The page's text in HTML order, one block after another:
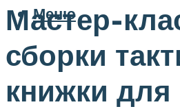
Меню
Мастер-
сборки
книжки